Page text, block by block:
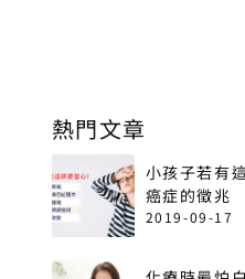
熱門文章
小孩子若有
癌症的徵兆
2019-09-17